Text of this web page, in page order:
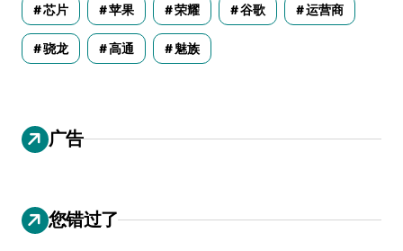
芯片 苹果 荣耀 谷歌 运营商
骁龙 高通 魅族
广告
您错过了